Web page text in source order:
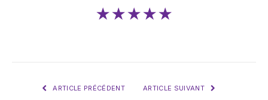
★★★★★
ARTICLE PRÉCÉDENT ARTICLE SUIVANT